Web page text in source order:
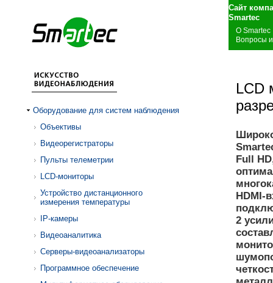
Сайт
О Smartec
Вопросы
Оборудование для систем наблюдения
Объективы
Видеорегистраторы
Пульты телеметрии
LCD-мониторы
Устройство дистанционного
измерения температуры
IP-камеры
Видеоаналитика
Серверы-видеоанализаторы
Программное обеспечение
LCD
Full
HDMI-
2